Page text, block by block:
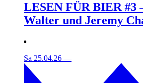
LESEN FÜR BIER #3
Walter und Jeremy
Sa 25.04.26 —